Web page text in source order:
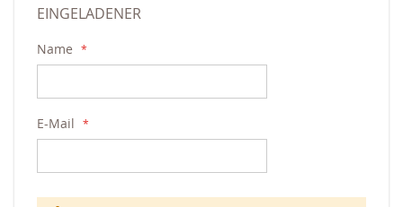
EINGELADENER
Name
E-Mail